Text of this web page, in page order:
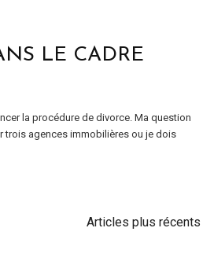
LE CADRE
la procédure de divorce. Ma question
trois agences immobilières ou je dois
Articles plus récents